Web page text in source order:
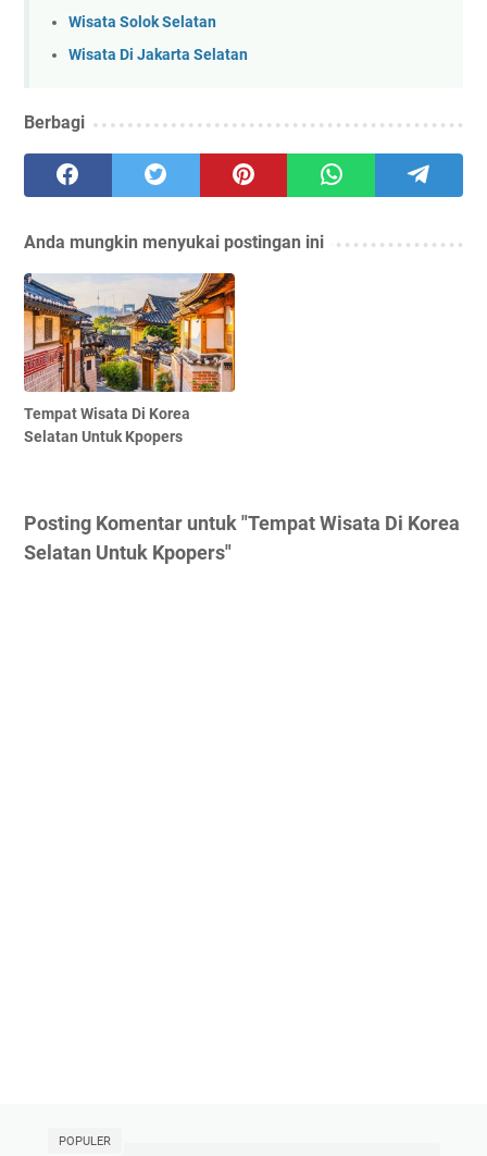
Wisata Solok Selatan
Wisata Di Jakarta Selatan
Berbagi
Anda mungkin menyukai postingan ini
Tempat Wisata Di Korea
Selatan Untuk Kpopers
Posting Komentar untuk "Tempat Wisata Di Korea
Selatan Untuk Kpopers"
POPULER